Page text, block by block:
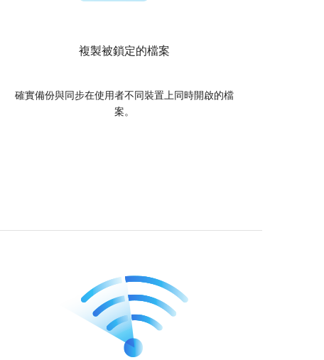
複製被鎖定的檔案
確實備份與同步在使用者不同裝置上同時開啟的檔
案。